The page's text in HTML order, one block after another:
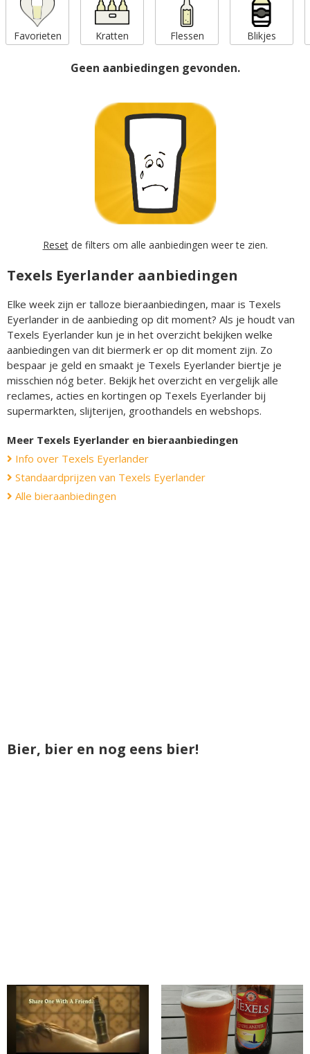
Favorieten Kratten Flessen Blikjes
Geen aanbiedingen gevonden.
Resetde filters om alle aanbiedingen weer te zien.
Texels Eyerlander aanbiedingen
Elke week zijn er talloze bieraanbiedingen, maar is Texels
Eyerlander in de aanbieding op dit moment? Als je houdt van
Texels Eyerlander kun je in het overzicht bekijken welke
aanbiedingen van dit biermerk er op dit moment zijn. Zo
bespaar je geld en smaakt je Texels Eyerlander biertje je
misschien nóg beter. Bekijk het overzicht en vergelijk alle
reclames, acties en kortingen op Texels Eyerlander bij
supermarkten, slijterijen, groothandels en webshops.
Meer Texels Eyerlander en bieraanbiedingen
Info over Texels Eyerlander
Standaardprijzen van Texels Eyerlander
Alle bieraanbiedingen
Bier, bier en nog eens bier!